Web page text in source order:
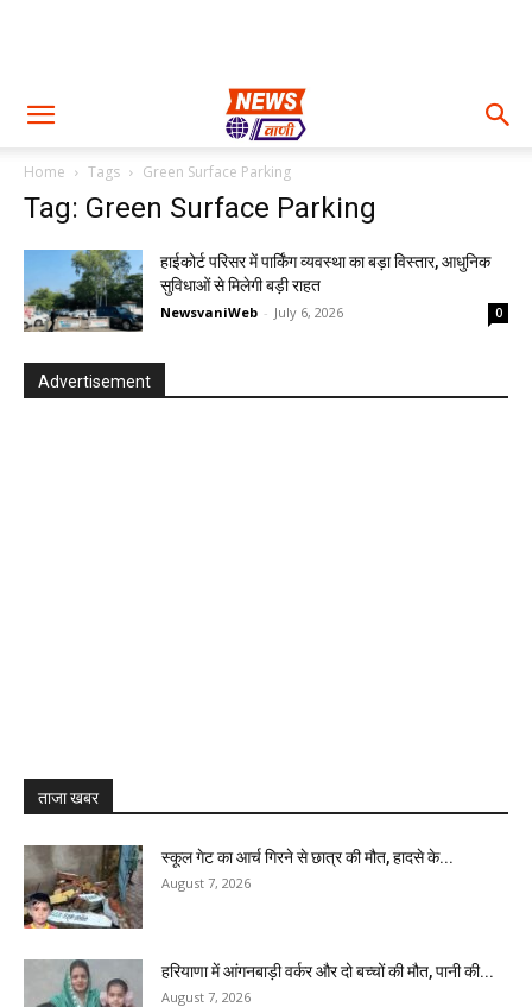
Home Tags Green Surface Parking
Tag: Green Surface Parking
हाईकोर्ट परिसर में पार्किंग व्यवस्था का बड़ा विस्तार, आधुनिक
सुविधाओं से मिलेगी बड़ी राहत
NewsvaniWeb - July 6, 2026 0
Advertisement
ताजा खबर
स्कूल गेट का आर्च गिरने से छात्र की मौत, हादसे के...
August 7, 2026
हरियाणा में आंगनबाड़ी वर्कर और दो बच्चों की मौत, पानी की...
August 7, 2026